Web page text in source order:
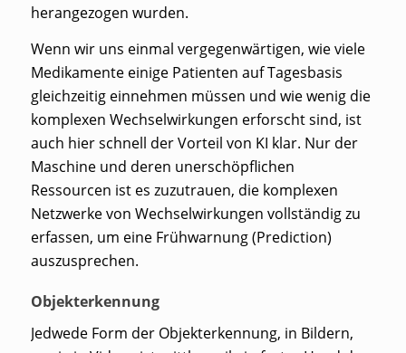
herangezogen wurden.
Wenn wir uns einmal vergegenwärtigen, wie viele
Medikamente einige Patienten auf Tagesbasis
gleichzeitig einnehmen müssen und wie wenig die
komplexen Wechselwirkungen erforscht sind, ist
auch hier schnell der Vorteil von KI klar. Nur der
Maschine und deren unerschöpflichen
Ressourcen ist es zuzutrauen, die komplexen
Netzwerke von Wechselwirkungen vollständig zu
erfassen, um eine Frühwarnung (Prediction)
auszusprechen.
Objekterkennung
Jedwede Form der Objekterkennung, in Bildern,